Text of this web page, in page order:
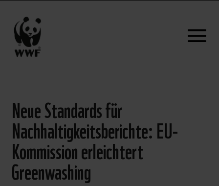
Neue Standards für
Nachhaltigkeitsberichte: EU-
Kommission erleichtert
Greenwashing